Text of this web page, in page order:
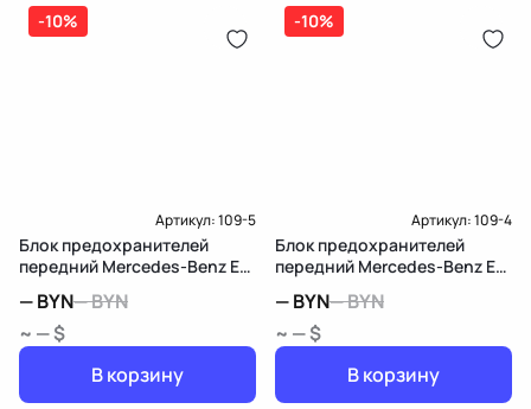
дозатор-распределитель топлива
Карта рассрочки онлайн
-10%
Артикул:109-5
Блок предохранителей
передний Mercedes-Benz E
—BYN—BYN
~ — $
В корзину
-10%
Артикул:109-4
Блок предохранителей
передний Mercedes-Benz E
—BYN—BYN
~ — $
В корзину